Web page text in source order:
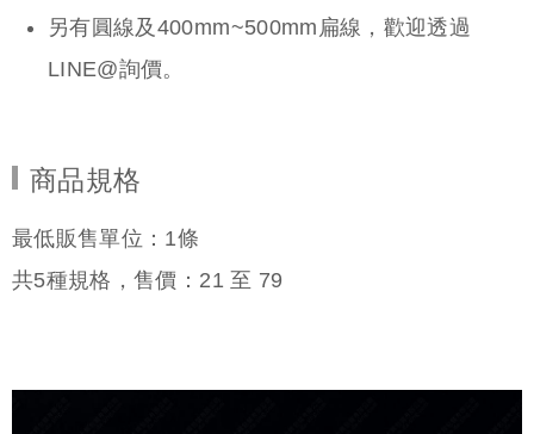
另有圓線及400mm~500mm扁線，歡迎透過
LINE@詢價。
商品規格
最低販售單位：1條
共5種規格，售價： 21 至 79